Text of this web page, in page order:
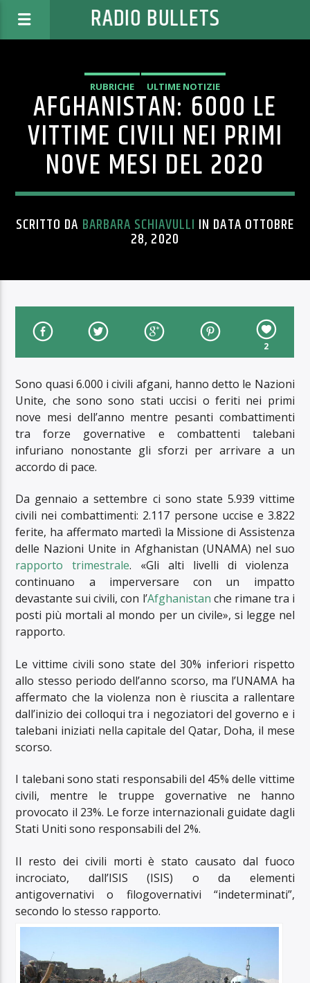
RADIO BULLETS
RUBRICHE ULTIME NOTIZIE
AFGHANISTAN: 6000 LE
VITTIME CIVILI NEI PRIMI
NOVE MESI DEL 2020
SCRITTO DA BARBARA SCHIAVULLI IN DATA OTTOBRE
28, 2020
2
Sono quasi 6.000 i civili afgani, hanno detto le Nazioni
Unite, che sono sono stati uccisi o feriti nei primi
nove mesi dell’anno mentre pesanti combattimenti
tra forze governative e combattenti talebani
infuriano nonostante gli sforzi per arrivare a un
accordo di pace.
Da gennaio a settembre ci sono state 5.939 vittime
civili nei combattimenti: 2.117 persone uccise e 3.822
ferite, ha affermato martedì la Missione di Assistenza
delle Nazioni Unite in Afghanistan (UNAMA) nel suo
rapporto trimestrale. «Gli alti livelli di violenza
continuano a imperversare con un impatto
devastante sui civili, con l’Afghanistan che rimane tra i
posti più mortali al mondo per un civile», si legge nel
rapporto.
Le vittime civili sono state del 30% inferiori rispetto
allo stesso periodo dell’anno scorso, ma l’UNAMA ha
affermato che la violenza non è riuscita a rallentare
dall’inizio dei colloqui tra i negoziatori del governo e i
talebani iniziati nella capitale del Qatar, Doha, il mese
scorso.
I talebani sono stati responsabili del 45% delle vittime
civili, mentre le truppe governative ne hanno
provocato il 23%. Le forze internazionali guidate dagli
Stati Uniti sono responsabili del 2%.
Il resto dei civili morti è stato causato dal fuoco
incrociato, dall’ISIS (ISIS) o da elementi
antigovernativi o filogovernativi “indeterminati”,
secondo lo stesso rapporto.